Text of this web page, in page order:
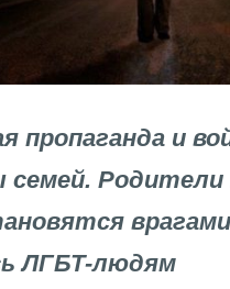
пропаганда и
семей.
ЛГБТ-людям